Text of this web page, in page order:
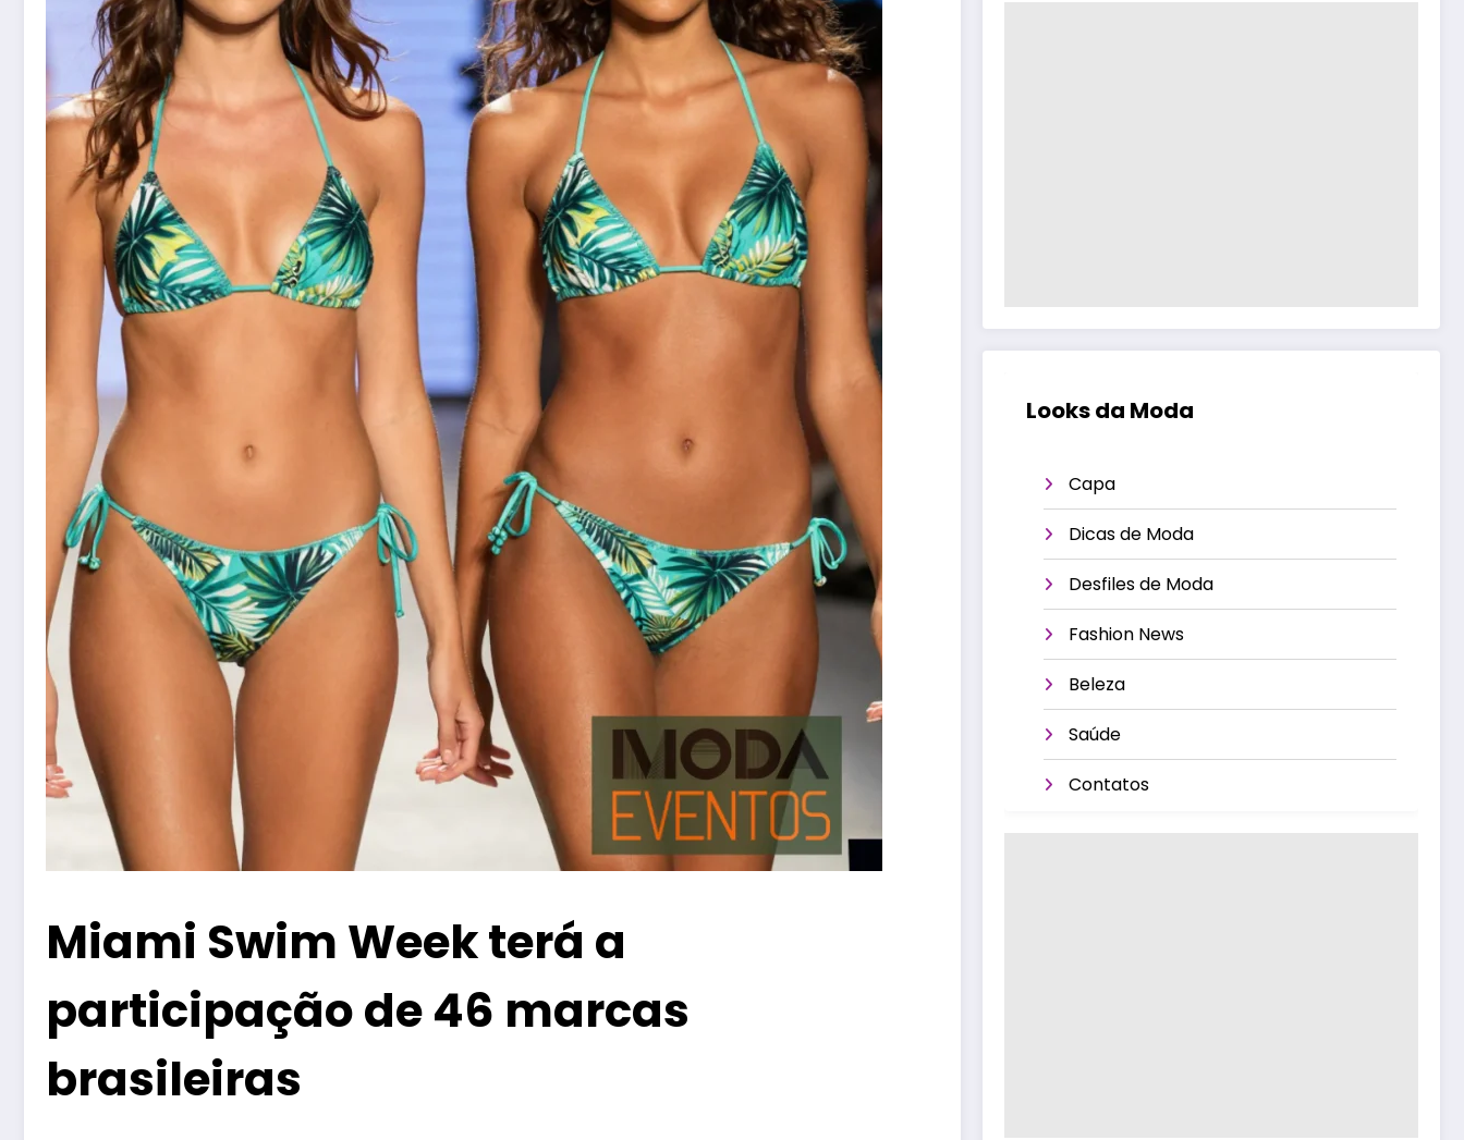
Miami Swim Week terá a
participação de 46 marcas
brasileiras
Looks da Moda
Capa
Dicas de Moda
Desfiles de Moda
Fashion News
Beleza
Saúde
Contatos